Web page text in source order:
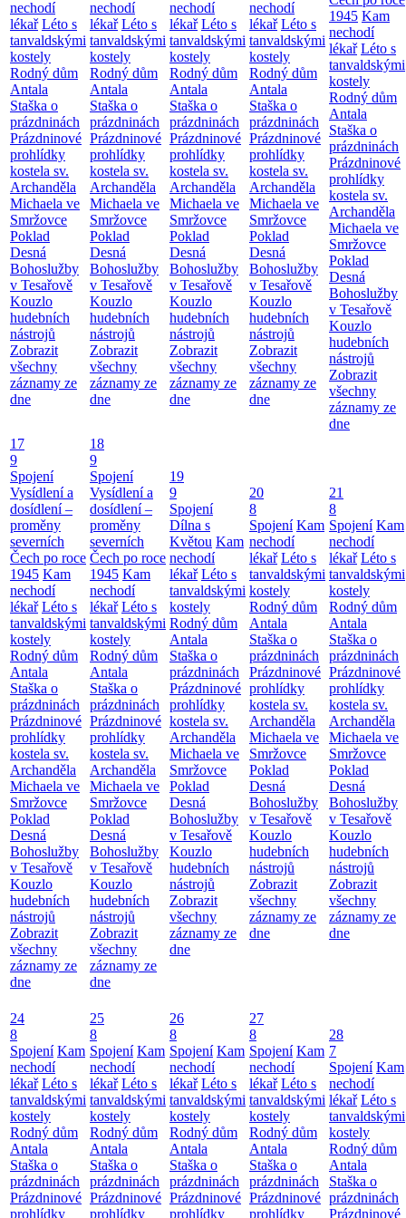
nechodí
lékař Léto s
tanvaldskými
kostely
Rodný dům
Antala
Staška o
prázdninách
Prázdninové
prohlídky
kostela sv.
Archanděla
Michaela ve
Smržovce
Poklad
Desná
Bohoslužby
v Tesařově
Kouzlo
hudebních
nástrojů
Zobrazit
všechny
záznamy ze
dne
nechodí
lékař Léto s
tanvaldskými
kostely
Rodný dům
Antala
Staška o
prázdninách
Prázdninové
prohlídky
kostela sv.
Archanděla
Michaela ve
Smržovce
Poklad
Desná
Bohoslužby
v Tesařově
Kouzlo
hudebních
nástrojů
Zobrazit
všechny
záznamy ze
dne
nechodí
lékař Léto s
tanvaldskými
kostely
Rodný dům
Antala
Staška o
prázdninách
Prázdninové
prohlídky
kostela sv.
Archanděla
Michaela ve
Smržovce
Poklad
Desná
Bohoslužby
v Tesařově
Kouzlo
hudebních
nástrojů
Zobrazit
všechny
záznamy ze
dne
nechodí
lékař Léto s
tanvaldskými
kostely
Rodný dům
Antala
Staška o
prázdninách
Prázdninové
prohlídky
kostela sv.
Archanděla
Michaela ve
Smržovce
Poklad
Desná
Bohoslužby
v Tesařově
Kouzlo
hudebních
nástrojů
Zobrazit
všechny
záznamy ze
dne
1945 Kam
nechodí
lékař Léto s
tanvaldskými
kostely
Rodný dům
Antala
Staška o
prázdninách
Prázdninové
prohlídky
kostela sv.
Archanděla
Michaela ve
Smržovce
Poklad
Desná
Bohoslužby
v Tesařově
Kouzlo
hudebních
nástrojů
Zobrazit
všechny
záznamy ze
dne
17
9
Spojení
Vysídlení a
dosídlení –
proměny
severních
Čech po roce
1945 Kam
nechodí
lékař Léto s
tanvaldskými
kostely
Rodný dům
Antala
Staška o
prázdninách
Prázdninové
prohlídky
kostela sv.
Archanděla
Michaela ve
Smržovce
Poklad
Desná
Bohoslužby
v Tesařově
Kouzlo
hudebních
nástrojů
Zobrazit
všechny
záznamy ze
dne
18
9
Spojení
Vysídlení a
dosídlení –
proměny
severních
Čech po roce
1945 Kam
nechodí
lékař Léto s
tanvaldskými
kostely
Rodný dům
Antala
Staška o
prázdninách
Prázdninové
prohlídky
kostela sv.
Archanděla
Michaela ve
Smržovce
Poklad
Desná
Bohoslužby
v Tesařově
Kouzlo
hudebních
nástrojů
Zobrazit
všechny
záznamy ze
dne
19
9
Spojení
Dílna s
Květou Kam
nechodí
lékař Léto s
tanvaldskými
kostely
Rodný dům
Antala
Staška o
prázdninách
Prázdninové
prohlídky
kostela sv.
Archanděla
Michaela ve
Smržovce
Poklad
Desná
Bohoslužby
v Tesařově
Kouzlo
hudebních
nástrojů
Zobrazit
všechny
záznamy ze
dne
20
8
Spojení Kam
nechodí
lékař Léto s
tanvaldskými
kostely
Rodný dům
Antala
Staška o
prázdninách
Prázdninové
prohlídky
kostela sv.
Archanděla
Michaela ve
Smržovce
Poklad
Desná
Bohoslužby
v Tesařově
Kouzlo
hudebních
nástrojů
Zobrazit
všechny
záznamy ze
dne
21
8
Spojení Kam
nechodí
lékař Léto s
tanvaldskými
kostely
Rodný dům
Antala
Staška o
prázdninách
Prázdninové
prohlídky
kostela sv.
Archanděla
Michaela ve
Smržovce
Poklad
Desná
Bohoslužby
v Tesařově
Kouzlo
hudebních
nástrojů
Zobrazit
všechny
záznamy ze
dne
24
8
Spojení Kam
nechodí
lékař Léto s
tanvaldskými
kostely
Rodný dům
Antala
Staška o
prázdninách
Prázdninové
prohlídky
25
8
Spojení Kam
nechodí
lékař Léto s
tanvaldskými
kostely
Rodný dům
Antala
Staška o
prázdninách
Prázdninové
prohlídky
26
8
Spojení Kam
nechodí
lékař Léto s
tanvaldskými
kostely
Rodný dům
Antala
Staška o
prázdninách
Prázdninové
prohlídky
27
8
Spojení Kam
nechodí
lékař Léto s
tanvaldskými
kostely
Rodný dům
Antala
Staška o
prázdninách
Prázdninové
prohlídky
28
7
Spojení Kam
nechodí
lékař Léto s
tanvaldskými
kostely
Rodný dům
Antala
Staška o
prázdninách
Prázdninové